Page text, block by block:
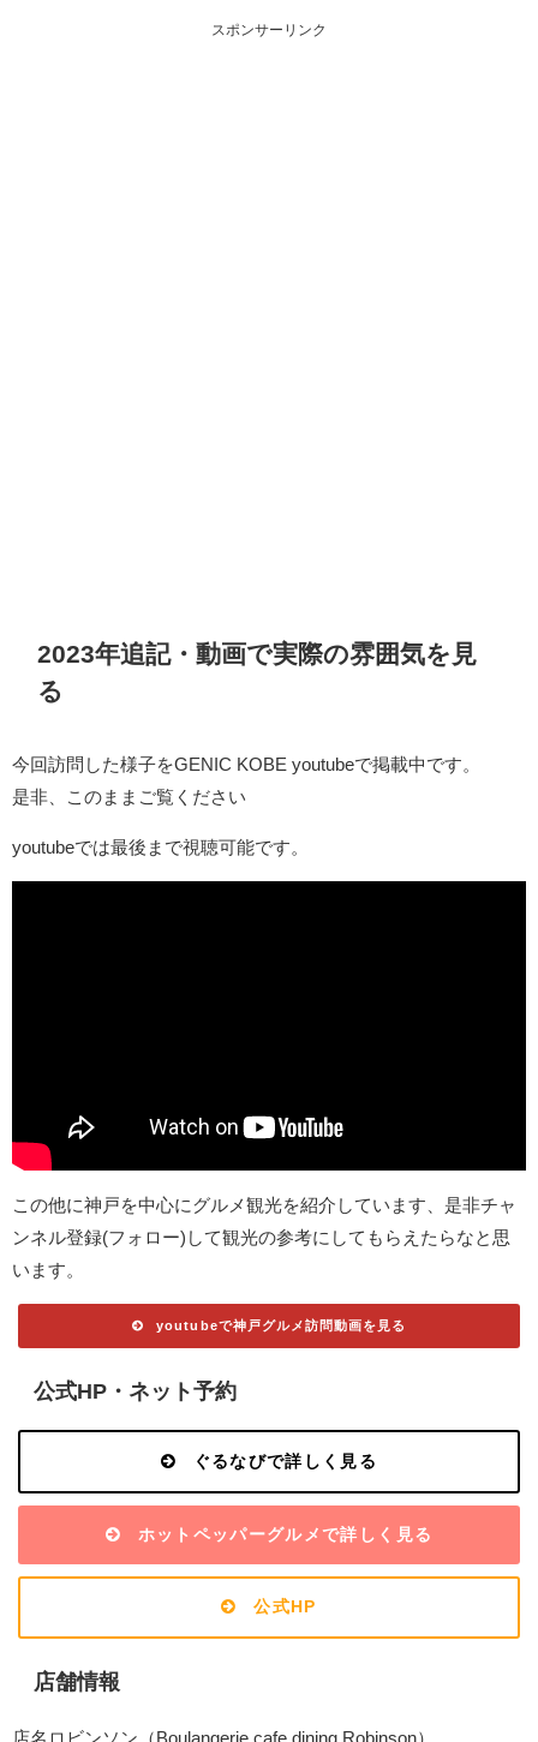
スポンサーリンク
2023年追記・動画で実際の雰囲気を見
る
今回訪問した様子をGENIC KOBE youtubeで掲載中です。
是非、このままご覧ください
youtubeでは最後まで視聴可能です。
この他に神戸を中心にグルメ観光を紹介しています、是非チャ
ンネル登録(フォロー)して観光の参考にしてもらえたらなと思
います。
youtubeで神戸グルメ訪問動画を見る
公式HP・ネット予約
ぐるなびで詳しく見る
ホットペッパーグルメで詳しく見る
公式HP
店舗情報
店名ロビンソン（Boulangerie cafe dining Robinson）